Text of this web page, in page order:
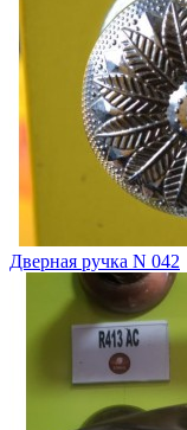
Дверная ручка N 042